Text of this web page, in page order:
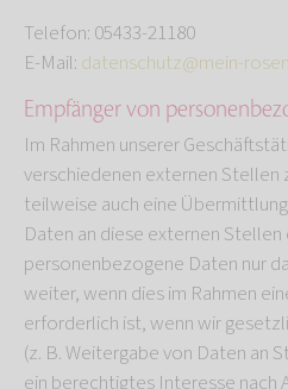
Telefon: 05433-21180
E-Mail: datenschutz@mein-
Empfänger von
Im Rahmen unserer
verschiedenen externen Stellen
teilweise auch eine
Daten an diese externen
personenbezogene Daten nur
weiter, wenn dies im Rahmen
erforderlich ist, wenn wir
(z. B. Weitergabe von Daten an
ein berechtigtes Interesse nach